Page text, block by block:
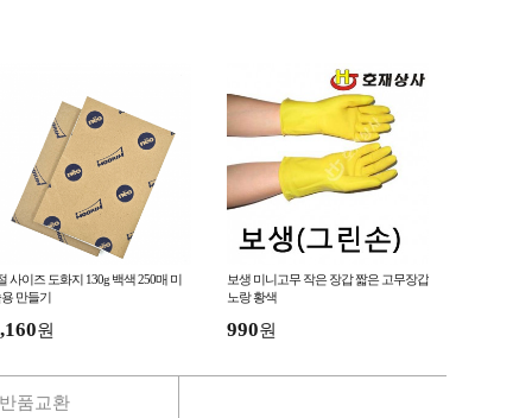
사이즈 도화지 130g 백색 250매 미
만들기
원
보생 미니고무 작은 장갑 짧은 고무장갑
노랑 황색
990원
반품교환